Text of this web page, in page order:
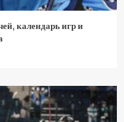
календарь игр и